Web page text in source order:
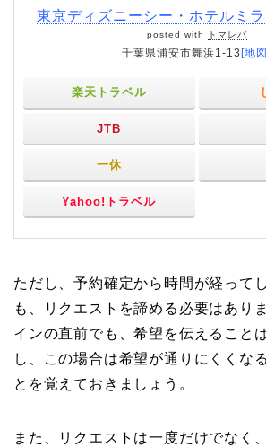
東京ディズニーシー・ホテルミラ
posted with トマレバ
千葉県浦安市舞浜1-13[地
楽天トラベル
JTB
一休
Yahoo!トラベル
ただし、予約確定から時間が経って
も、リクエストを諦める必要はあり
インの直前でも、希望を伝えること
し、この場合は希望が通りにくくな
とを覚えておきましょう。
また、リクエストは一度だけでなく